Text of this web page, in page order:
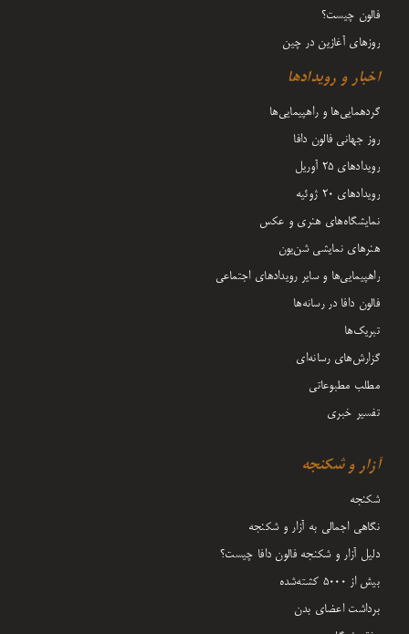
فالون چیست؟
روزهای آغازین در چین
اخبار و رویدادها
گردهمایی‌ها و راهپیمایی‌ها
روز جهانی فالون دافا
رویدادهای ۲۵ آوریل
رویدادهای ۲۰ ژوئیه
نمایشگاه‌های هنری و عکس
هنرهای نمایشی شن‌یون
راهپیمایی‌ها و سایر رویدادهای اجتماعی
فالون دافا در رسانه‌ها
تبریک‌ها
گزارش‌های رسانه‌ای
مطلب مطبوعاتی
تفسیر خبری
آزار و شکنجه
شکنجه
نگاهی اجمالی به آزار و شکنجه
دلیل آزار و شکنجه فالون دافا چیست؟
بیش از 5000 کشته‌شده
برداشت اعضای بدن